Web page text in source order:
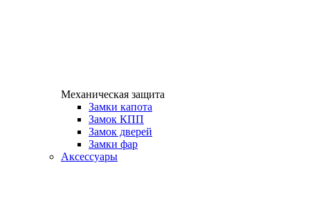
Механическая защита
Замки капота
Замок КПП
Замок дверей
Замки фар
Аксессуары